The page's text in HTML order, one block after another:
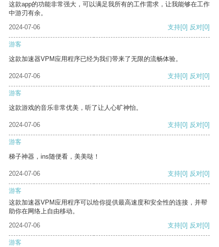
这款app的功能非常强大，可以满足我所有的工作需求，让我能够在工作
中游刃有余。
2024-07-06
支持[0] 反对[0]
游客
这款加速器VPM应用程序已经为我们带来了无限的流畅体验。
2024-07-06 支持[0] 反对[0]
游客
这款游戏的音乐非常优美，听了让人心旷神怡。
2024-07-06 支持[0] 反对[0]
游客
梯子神器，ins随便看，美美哒！
2024-07-06 支持[0] 反对[0]
游客
这款加速器VPM应用程序可以给你提供最高速度和安全性的连接，并帮
助你在网络上自由移动。
2024-07-06
支持[0] 反对[0]
游客